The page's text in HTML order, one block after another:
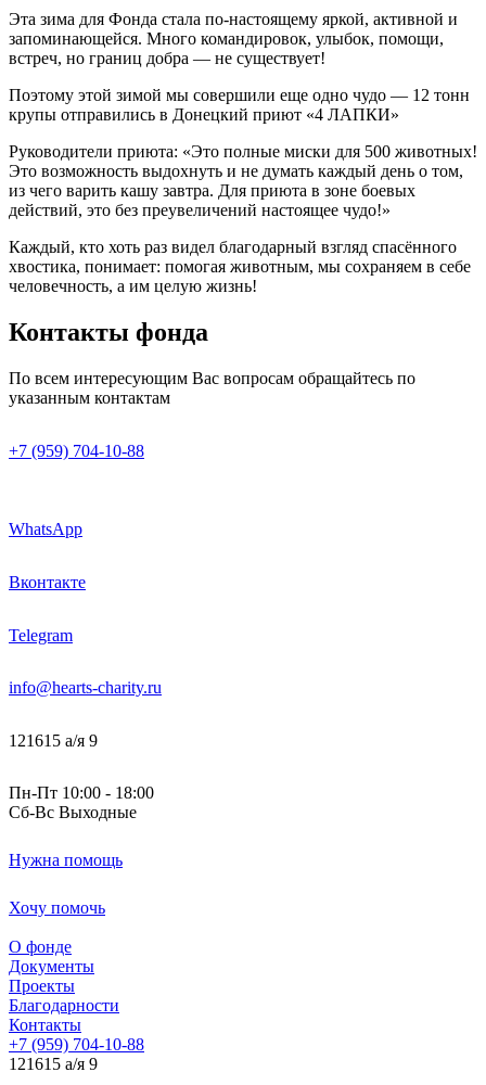
Эта зима для Фонда стала по-настоящему яркой, активной и
запоминающейся. Много командировок, улыбок, помощи,
встреч, но границ добра — не существует!
Поэтому этой зимой мы совершили еще одно чудо — 12 тонн
крупы отправились в Донецкий приют «4 ЛАПКИ»
Руководители приюта: «Это полные миски для 500 животных!
Это возможность выдохнуть и не думать каждый день о том,
из чего варить кашу завтра. Для приюта в зоне боевых
действий, это без преувеличений настоящее чудо!»
Каждый, кто хоть раз видел благодарный взгляд спасённого
хвостика, понимает: помогая животным, мы сохраняем в себе
человечность, а им целую жизнь!
Контакты фонда
По всем интересующим Вас вопросам обращайтесь по
указанным контактам
+7 (959) 704-10-88
WhatsApp
Вконтакте
Telegram
info@hearts-charity.ru
121615 а/я 9
Пн-Пт 10:00 - 18:00
Сб-Вс Выходные
Нужна помощь
Хочу помочь
О фонде
Документы
Проекты
Благодарности
Контакты
+7 (959) 704-10-88
121615 а/я 9